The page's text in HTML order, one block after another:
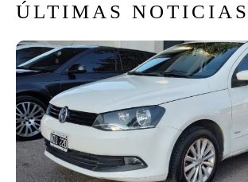
ÚLTIMAS NOTICIAS